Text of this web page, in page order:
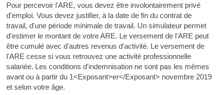
Pour percevoir l'ARE, vous devez être involontairement privé
d'emploi. Vous devez justifier, à la date de fin du contrat de
travail, d'une période minimale de travail. Un simulateur permet
d'estimer le montant de votre ARE. Le versement de l'ARE peut
être cumulé avec d'autres revenus d'activité. Le versement de
l'ARE cesse si vous retrouvez une activité professionnelle
salariée. Les conditions d'indemnisation ne sont pas les mêmes
avant ou à partir du 1<Exposant>er</Exposant> novembre 2019
et selon votre âge.